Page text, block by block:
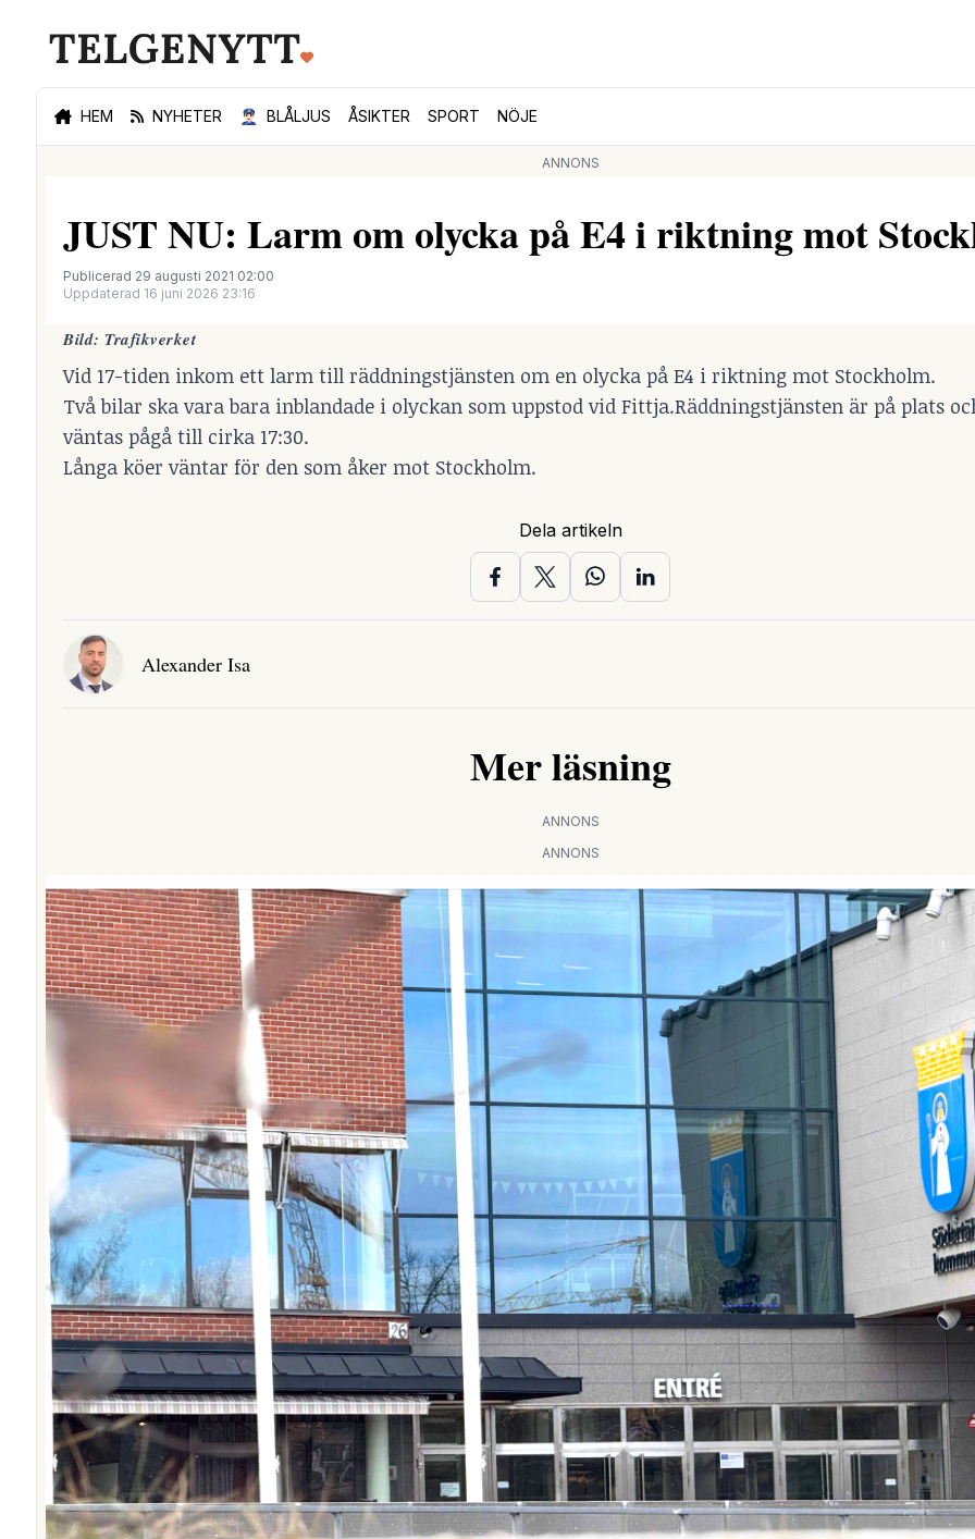
HEM NYHETER 👮🏻‍♂️ BLÅLJUS ÅSIKTER SPORT NÖJE
ANNONS
JUST NU: Larm om olycka på E4 i riktning mot
Publicerad 29 augusti 2021 02:00
Uppdaterad 16 juni 2026 23:16
Bild: Trafikverket
Vid 17-tiden inkom ett larm till räddningstjänsten om en olycka på E4 i riktning mot Stockholm.
Två bilar ska vara bara inblandade i olyckan som uppstod vid Fittja.Räddningstjänsten är på plats
väntas pågå till cirka 17:30.
Långa köer väntar för den som åker mot Stockholm.
Dela artikeln
Alexander Isa
Mer läsning
ANNONS
ANNONS